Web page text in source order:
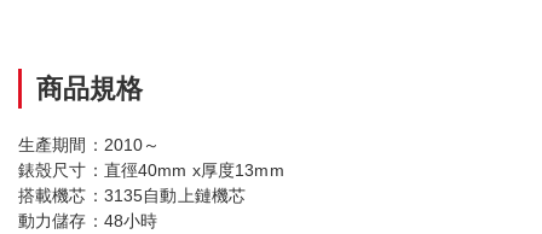
商品規格
生產期間：2010～
錶殼尺寸：直徑40mm x厚度13mm
搭載機芯：3135自動上鏈機芯
動力儲存：48小時